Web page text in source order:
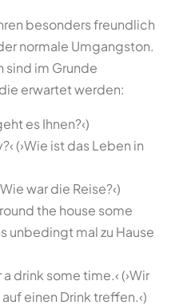
besonders freundlich
normale Umgangston.
sind im Grunde
erwartet werden:
es Ihnen?‹)
(›Wie ist das Leben in
war die Reise?‹)
the house some
unbedingt mal zu Hause
drink some time.‹ (›Wir
einen Drink treffen.‹)